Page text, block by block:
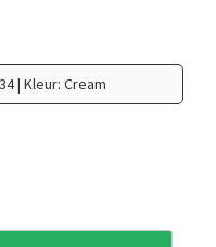
| Kleur: Cream